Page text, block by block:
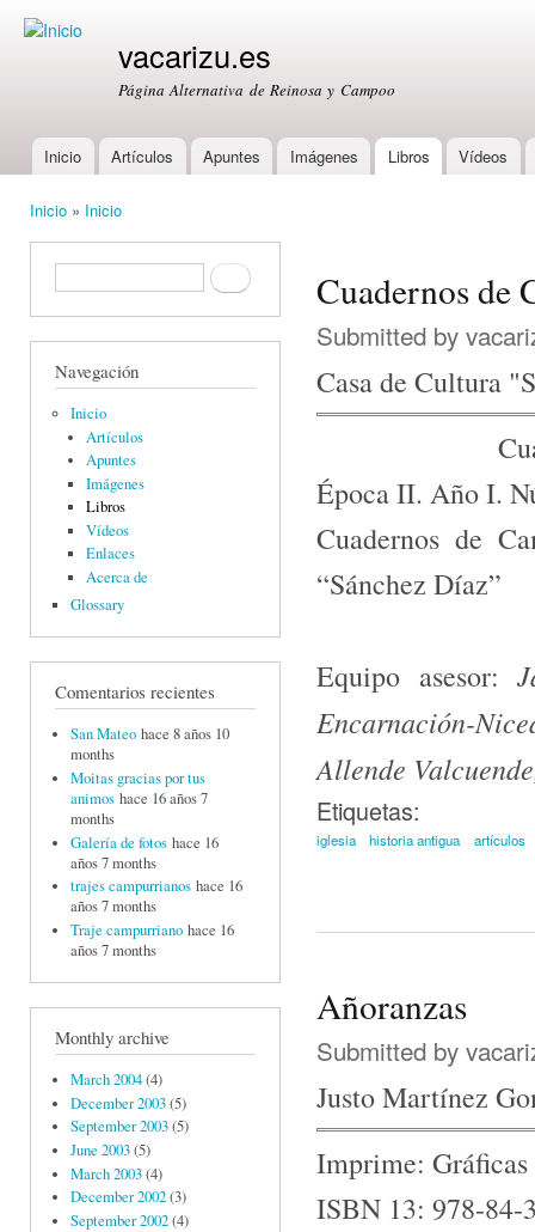
vacarizu.es
Página Alternativa de Reinosa y Campoo
Main menu
Inicio Artículos Apuntes Imágenes Libros Vídeos
Inicio » Inicio
Formulario de búsquedaBuscar
Navegación
Inicio
Artículos
Apuntes
Imágenes
Libros
Vídeos
Enlaces
Acerca de
Glossary
Comentarios recientes
San Mateo hace 8 años 10
months
Moitas gracias por tus
animos hace 16 años 7
months
Galería de fotos hace 16
años 7 months
trajes campurrianos hace 16
años 7 months
Traje campurriano hace 16
años 7 months
Monthly archive
March 2004(4)
December 2003(5)
September 2003(5)
June 2003(5)
March 2003(4)
December 2002(3)
September 2002(4)
Cuadernos de
Submitted by
Casa de Cultura
Época II. Año I.
Cuadernos de
“Sánchez Díaz”
Equipo asesor:
Encarnación-
Allende
Etiquetas:
iglesia historia antigua artículos
Añoranzas
Submitted by
Justo Martínez
Imprime: Gráficas
ISBN 13: 978-84-